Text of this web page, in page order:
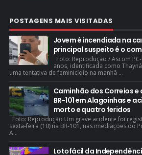
POSTAGENS MAIS VISITADAS
Jovem é incendiada na
principal suspeito é o
Foto: Reprodução / Ascom
anos, identificada como
uma tentativa de feminicídio na manhã ...
Caminhão dos Correios
BR-101 em Alagoinhas e
morto e quatro feridos
Foto: Reprodução Um grave acidente foi
sexta-feira (10) na BR-101, nas imediações do
A...
Lotofácil da